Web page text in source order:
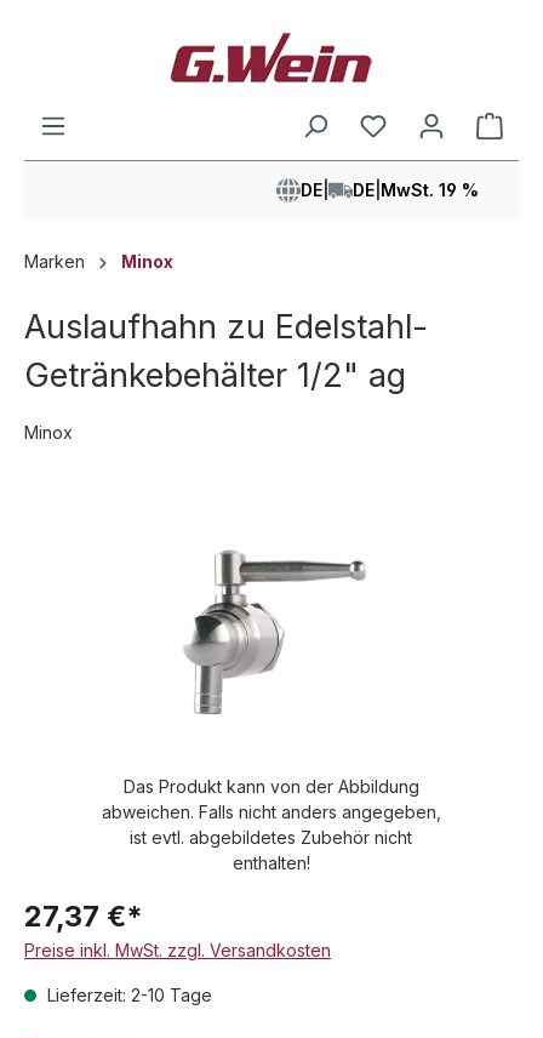
DE DE MwSt. 19 %
Marken Minox
Auslaufhahn zu Edelstahl-
Getränkebehälter 1/2" ag
Minox
Das Produkt kann von der Abbildung
abweichen. Falls nicht anders angegeben,
ist evtl. abgebildetes Zubehör nicht
enthalten!
27,37 €*
Preise inkl. MwSt. zzgl. Versandkosten
Lieferzeit: 2-10 Tage